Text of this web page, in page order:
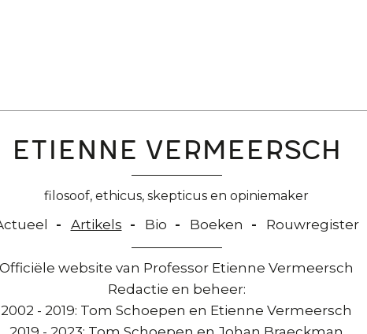
Etienne Vermeersch
filosoof, ethicus, skepticus en opiniemaker
Artikels Bio Boeken Rouwregister
Officiële website van Professor Etienne Vermeersch
Redactie en beheer:
2002 - 2019: Tom Schoepen en Etienne Vermeersch